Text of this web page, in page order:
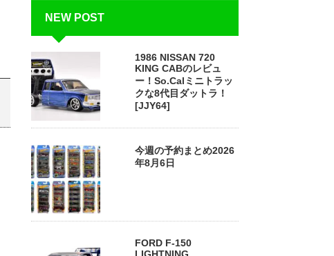
NEW POST
1986 NISSAN 720
KING CABのレビュ
ー！So.Calミニトラッ
クな8代目ダットラ！
[JJY64]
今週の予約まとめ2026
年8月6日
FORD F-150